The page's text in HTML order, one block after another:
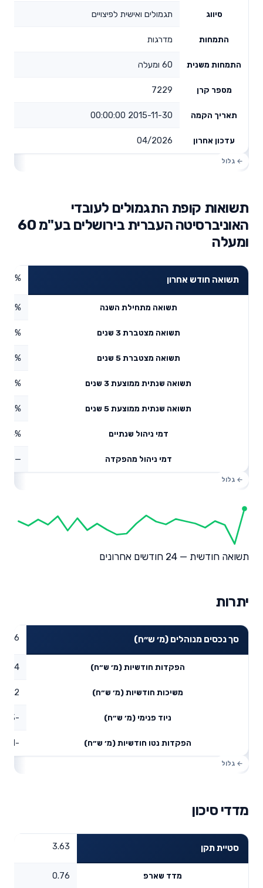
סיווג תגמולים ואישית לפיצויים
התמחות מדרגות
התמחות משנית 60 ומעלה
מספר קרן 7229
תאריך הקמה 2015-11-30 00:00:00
עדכון אחרון 04/2026
תשואות קופת התגמולים לעובדי
האוניברסיטה העברית בירושלים בע"מ 60
ומעלה
תשואה חודש אחרון
תשואה מתחילת השנה
תשואה מצטברת 3 שנים
תשואה מצטברת 5 שנים
תשואה שנתית ממוצעת 3 שנים
תשואה שנתית ממוצעת 5 שנים
דמי ניהול שנתיים
דמי ניהול מהפקדה —
תשואה חודשית — 24 חודשים אחרונים
יתרות
סך נכסים מנוהלים (מ׳ ש״ח)
הפקדות חודשיות (מ׳ ש״ח) 0.04
משיכות חודשיות (מ׳ ש״ח) 0.12
ניוד פנימי (מ׳ ש״ח) -0.03
הפקדות נטו חודשיות (מ׳ ש״ח) -0.11
מדדי סיכון
סטיית תקן 3.63
מדד שארפ 0.76